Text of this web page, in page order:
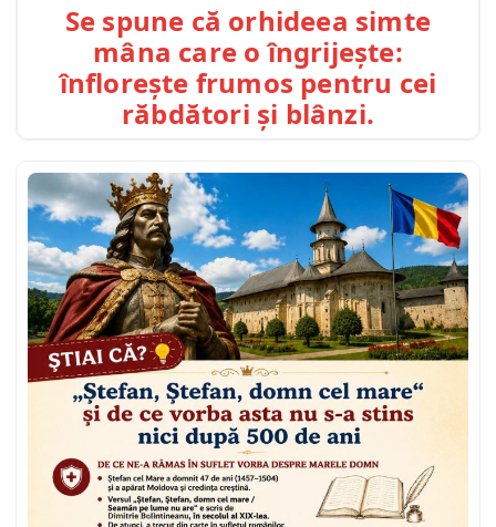
Se spune că orhideea simte
mâna care o îngrijește:
înflorește frumos pentru cei
răbdători și blânzi.